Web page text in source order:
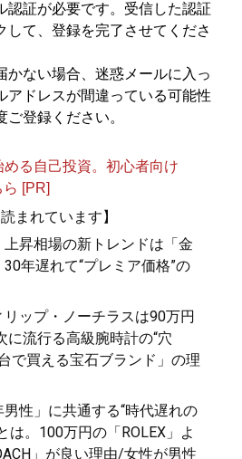
『もう新品は買うな！』
で無駄遣いをするのはや
めよう
証が必要です。受信した認証
して、登録を完了させてくださ
ない場合、迷惑メールに入っ
アドレスが間違っている可能性
登録ください。
る自己投資。初心者向け
[PR]
まれています】
昇相場の新トレンドは「金
年遅れて“プレミア価格”の
ップ・ノーチラスは90万円
流行る高級腕時計の“穴
で買える宝石ブランド」の理
性」に共通する“時代遅れの
は。100万円の「ROLEX」よ
」が良い理由/女性が男性